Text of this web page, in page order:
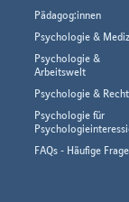
Pädagog:innen
Psychologie &
Psychologie &
Arbeitswelt
Psychologie & Recht
Psychologie für
FAQs - Häufige